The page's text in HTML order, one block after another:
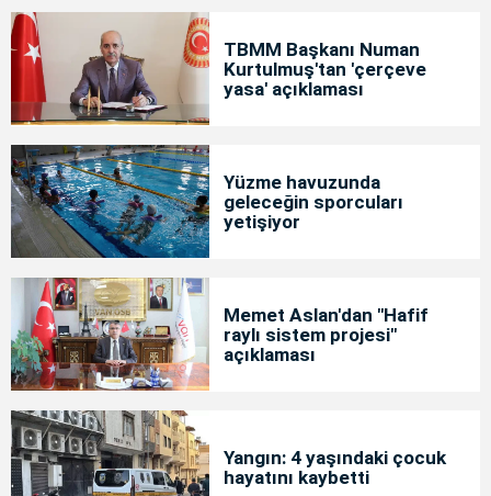
TBMM Başkanı Numan
Kurtulmuş'tan 'çerçeve
yasa' açıklaması
Yüzme havuzunda
geleceğin sporcuları
yetişiyor
Memet Aslan'dan "Hafif
raylı sistem projesi"
açıklaması
Yangın: 4 yaşındaki çocuk
hayatını kaybetti